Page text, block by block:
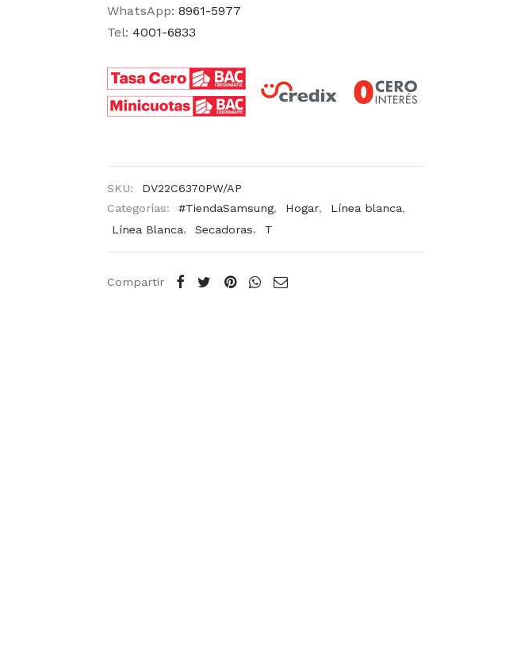
WhatsApp: 8961-5977
Tel: 4001-6833
SKU:
DV22C6370PW/AP
Categorías:
#TiendaSamsung, Hogar, Línea blanca,
Línea Blanca, Secadoras, T
Compartir